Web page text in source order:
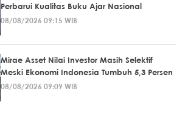
Perbarui Kualitas Buku Ajar Nasional
08/08/2026 09:15 WIB
Mirae Asset Nilai Investor Masih Selektif
Meski Ekonomi Indonesia Tumbuh 5,3 Persen
08/08/2026 09:09 WIB